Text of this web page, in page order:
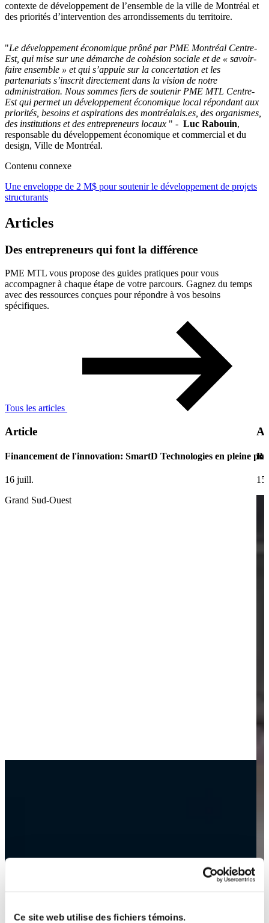
Ce site web utilise des fichiers témoins.
contexte de développement de l’ensemble de la ville de Montréal et
des priorités d’intervention des arrondissements du territoire.
"Le développement économique prôné par PME Montréal Centre-
Est, qui mise sur une démarche de cohésion sociale et de « savoir-
faire ensemble » et qui s’appuie sur la concertation et les
partenariats s’inscrit directement dans la vision de notre
administration. Nous sommes fiers de soutenir PME MTL Centre-
Est qui permet un développement économique local répondant aux
priorités, besoins et aspirations des montréalais.es, des organismes,
des institutions et des entrepreneurs locaux " - Luc Rabouin,
responsable du développement économique et commercial et du
design, Ville de Montréal.
Contenu connexe
Une enveloppe de 2 M$ pour soutenir le développement de projets
structurants
Articles
Des entrepreneurs qui font la différence
PME MTL vous propose des guides pratiques pour vous
accompagner à chaque étape de votre parcours. Gagnez du temps
avec des ressources conçues pour répondre à vos besoins
spécifiques.
Tous les articles
Article
Financement de l'innovation: SmartD Technologies en pleine
16 juill.
Grand Sud-Ouest
15